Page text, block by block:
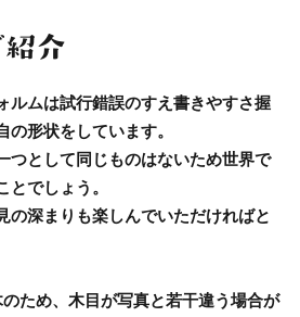
ルムは試行錯誤のすえ書きやすさ握
の形状をしています。
つとして同じものはないため世界で
でしょう。
の深まりも楽しんでいただければと
ため、木目が写真と若干違う場合が